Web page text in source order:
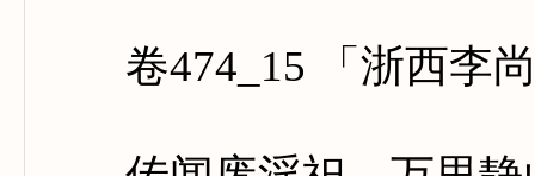
卷474_15 「浙西李尚